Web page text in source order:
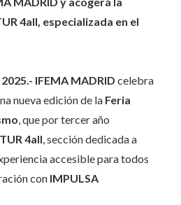
4all, especializada en el
IFEMA MADRID celebra
nueva edición de la Feria
, que por tercer año
4all , sección dedicada a
accesible para todos
con IMPULSA